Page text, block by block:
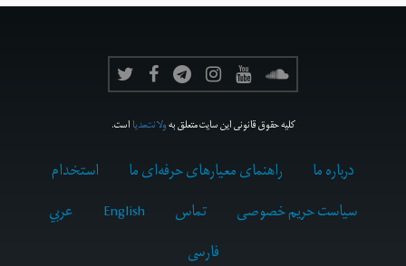
کلیه حقوق قانونی این سایت متعلق بهولانت‌مدیااست.
درباره ما راهنمای معیارهای حرفه‌ای ما
استخدام
سیاست حریم خصوصی
تماس English
عربي
فارسى